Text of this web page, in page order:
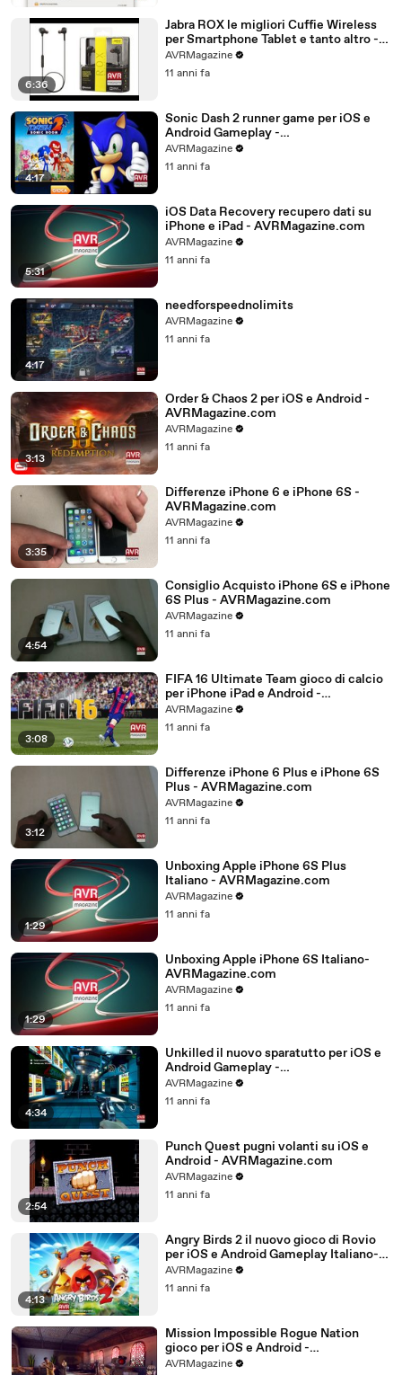
6:36
Jabra ROX le migliori Cuffie Wireless
per Smartphone Tablet e tanto altro -
AVRMagazine.com (720p)
AVRMagazine
11 anni fa
4:17
Sonic Dash 2 runner game per iOS e
Android Gameplay -
AVRMagazine.com
AVRMagazine
11 anni fa
5:31
iOS Data Recovery recupero dati su
iPhone e iPad - AVRMagazine.com
AVRMagazine
11 anni fa
4:17
needforspeednolimits
AVRMagazine
11 anni fa
3:13
Order & Chaos 2 per iOS e Android -
AVRMagazine.com
AVRMagazine
11 anni fa
3:35
Differenze iPhone 6 e iPhone 6S -
AVRMagazine.com
AVRMagazine
11 anni fa
4:54
Consiglio Acquisto iPhone 6S e iPhone
6S Plus - AVRMagazine.com
AVRMagazine
11 anni fa
3:08
FIFA 16 Ultimate Team gioco di calcio
per iPhone iPad e Android -
AVRMagazine.com
AVRMagazine
11 anni fa
3:12
Differenze iPhone 6 Plus e iPhone 6S
Plus - AVRMagazine.com
AVRMagazine
11 anni fa
1:29
Unboxing Apple iPhone 6S Plus
Italiano - AVRMagazine.com
AVRMagazine
11 anni fa
1:29
Unboxing Apple iPhone 6S Italiano-
AVRMagazine.com
AVRMagazine
11 anni fa
4:34
Unkilled il nuovo sparatutto per iOS e
Android Gameplay -
AVRMagazine.com
AVRMagazine
11 anni fa
2:54
Punch Quest pugni volanti su iOS e
Android - AVRMagazine.com
AVRMagazine
11 anni fa
4:13
Angry Birds 2 il nuovo gioco di Rovio
per iOS e Android Gameplay Italiano-
AVRMagazine.com (720p)
AVRMagazine
11 anni fa
Mission Impossible Rogue Nation
gioco per iOS e Android -
AVRMagazine.com
AVRMagazine